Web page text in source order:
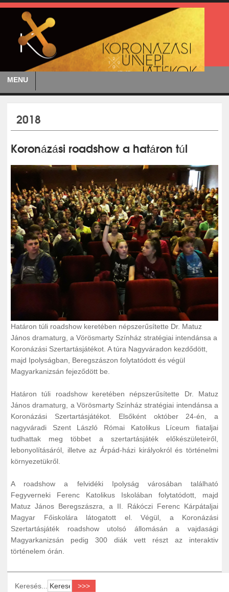
MENU
2018
Koronázási roadshow a határon túl
Határon túli roadshow keretében népszerűsítette Dr. Matuz
János dramaturg, a Vörösmarty Színház stratégiai intendánsa a
Koronázási Szertartásjátékot. A túra Nagyváradon kezdődött,
majd Ipolyságban, Beregszászon folytatódott és végül
Magyarkanizsán fejeződött be.
Határon túli roadshow keretében népszerűsítette Dr. Matuz
János dramaturg, a Vörösmarty Színház stratégiai intendánsa a
Koronázási Szertartásjátékot. Elsőként október 24-én, a
nagyváradi Szent László Római Katolikus Líceum fiataljai
tudhattak meg többet a szertartásjáték előkészületeiről,
lebonyolításáról, illetve az Árpád-házi királyokról és történelmi
környezetükről.
A roadshow a felvidéki Ipolyság városában található
Fegyverneki Ferenc Katolikus Iskolában folytatódott, majd
Matuz János Beregszászra, a II. Rákóczi Ferenc Kárpátaljai
Magyar Főiskolára látogatott el. Végül, a Koronázási
Szertartásjáték roadshow utolsó állomásán a vajdasági
Magyarkanizsán pedig 300 diák vett részt az interaktiv
történelem órán.
Keresés...